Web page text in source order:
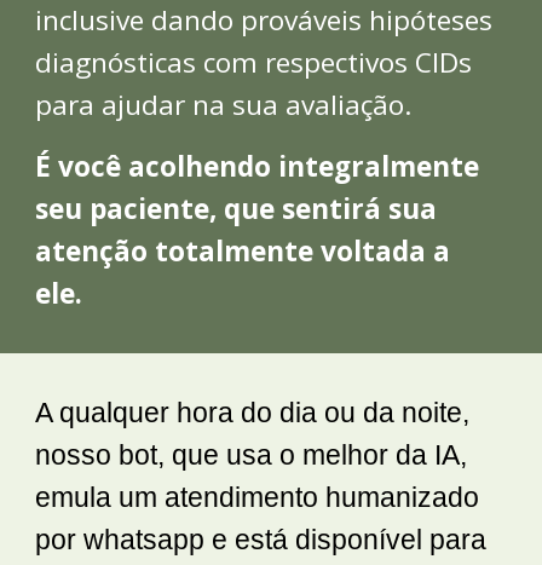
inclusive dando prováveis hipóteses
diagnósticas com respectivos CIDs
para ajudar na sua avaliação.
É você acolhendo integralmente
seu paciente, que sentirá sua
atenção totalmente voltada a
ele.
A qualquer hora do dia ou da noite,
nosso bot, que usa o melhor da IA,
emula um atendimento humanizado
por whatsapp e está disponível para